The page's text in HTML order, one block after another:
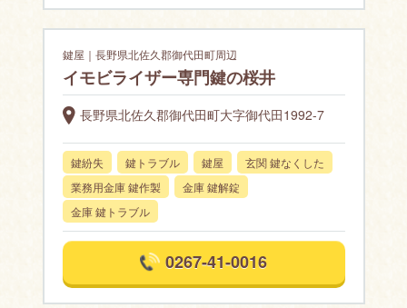
鍵屋｜長野県北佐久郡御代田町周辺
イモビライザー専門鍵の桜井
長野県北佐久郡御代田町大字御代田1992-7
鍵紛失 鍵トラブル 鍵屋
玄関 鍵なくした
業務用金庫 鍵作製
金庫 鍵解錠
金庫 鍵トラブル
0267-41-0016